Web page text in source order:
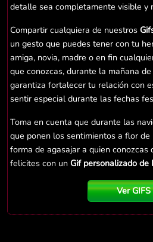
detalle sea completamente visible y
Compartir cualquiera de nuestros
un gesto que puedes tener con tu
amiga, novia, madre o en fin
que conozcas, durante la mañana
garantiza fortalecer tu relación con
sentir especial durante las fechas
Toma en cuenta que durante las
que ponen los sentimientos a flor
forma de agasajar a quien conozcas
felicites con un Gif personalizado de
Ver GIFS